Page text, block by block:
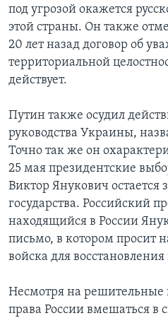
под угрозой окажется
этой страны. Он также
20 лет назад договор об
территориальной
действует.
Путин также осудил
руководства Украины,
Точно так же он
25 мая президентские
Виктор Янукович остается
государства. Российский
находящийся в России
письмо, в котором просит
войска для
Несмотря на решительные
права России вмешаться в